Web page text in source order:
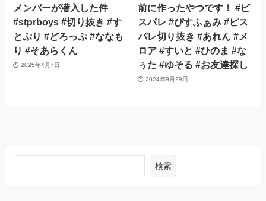
メンバーが潜入した件
#stprboys #切り抜き #す
とぷり #どろっぷ #ななも
り #そあらくん
2025年4月7日
前に作ったやつです！ #ピ
スパレ #ぴすふぁみ #ピス
パレ切り抜き #あれん #メ
ロア #すいと #ひのま #な
ぅた #ゆそる #お友達探し
2024年9月29日
検索